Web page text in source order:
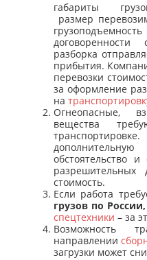
габариты
размер
договоренности
разборка
прибытия.
перевозки
за оформление
на
Огнеопасные,
вещества
обстоятельство
разрешительных
стоимость.
Если работа
грузов по
спецтехники – за
Возможность
направлении
загрузки может